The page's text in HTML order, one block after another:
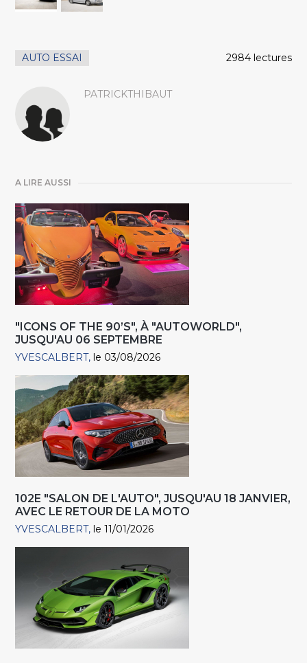
AUTO ESSAI 2984 lectures
PATRICKTHIBAUT
A LIRE AUSSI
"ICONS OF THE 90’S", À "AUTOWORLD",
JUSQU'AU 06 SEPTEMBRE
YVESCALBERT le 03/08/2026
102E "SALON DE L'AUTO", JUSQU'AU 18 JANVIER,
AVEC LE RETOUR DE LA MOTO
YVESCALBERT le 11/01/2026